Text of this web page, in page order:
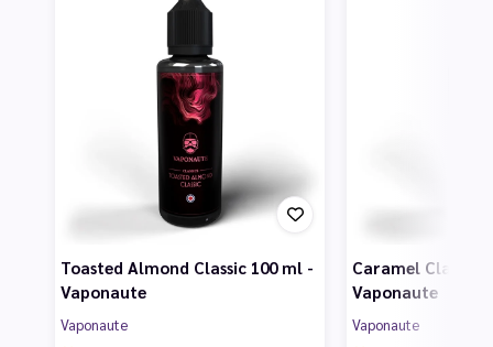
Toasted Almond Classic 100 ml -
Vaponaute
Vaponaute
Caramel Classic
Vaponaute
Vaponaute